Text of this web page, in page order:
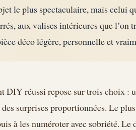
le plus spectaculaire, mais celui
aux valises intérieures que
déco légère, personnelle et
DIY réussi repose sur trois choix :
surprises proportionnées. Le
à les numéroter avec sobriété.